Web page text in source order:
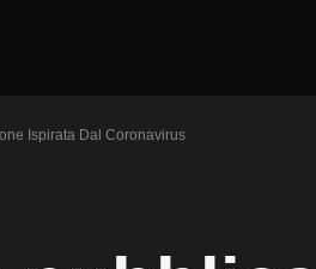
Ispirata Dal Coronavirus